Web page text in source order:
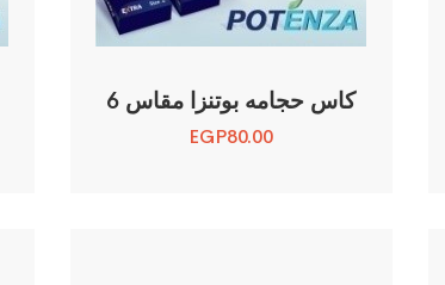
كاس حجامه بوتنزا مقاس 6
EGP80.00